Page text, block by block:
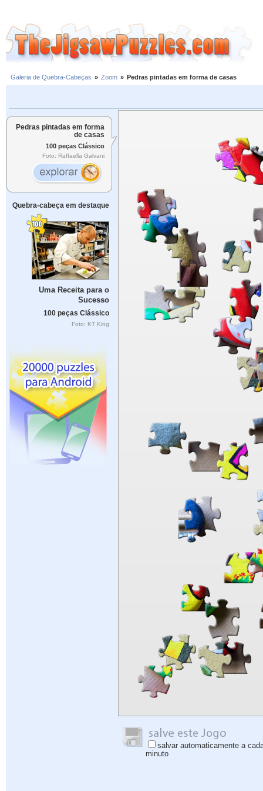
Galeria de Quebra-Cabeças » Zoom » Pedras pintadas em forma de casas
Pedras pintadas em forma
de casas
100 peças Clássico
Foto: Raffaella Galvani
Quebra-cabeça em destaque
Uma Receita para o
Sucesso
100 peças Clássico
Foto: KT King
salvar automaticamente a
minuto